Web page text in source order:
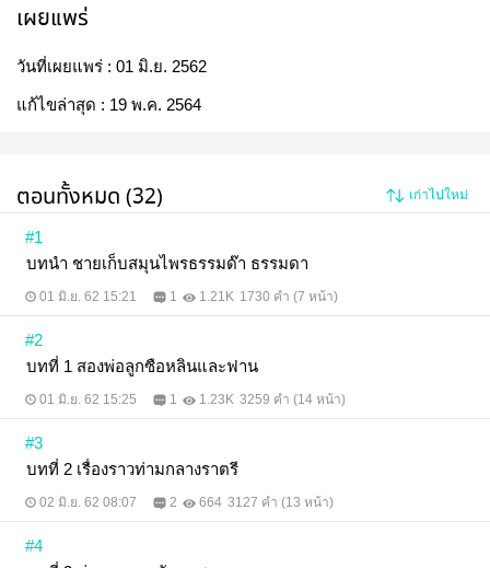
เผยแพร่
วันที่เผยแพร่ : 01 มิ.ย. 2562
แก้ไขล่าสุด : 19 พ.ค. 2564
ตอนทั้งหมด (32) เก่าไปใหม่
#1
บทนำ ชายเก็บสมุนไพรธรรมด๊า ธรรมดา
01 มิ.ย. 62 15:21 1 1.21K 1730 คำ (7 หน้า)
#2
บทที่ 1 สองพ่อลูกซือหลินและฟาน
01 มิ.ย. 62 15:25 1 1.23K 3259 คำ (14 หน้า)
#3
บทที่ 2 เรื่องราวท่ามกลางราตรี
02 มิ.ย. 62 08:07 2 664 3127 คำ (13 หน้า)
#4